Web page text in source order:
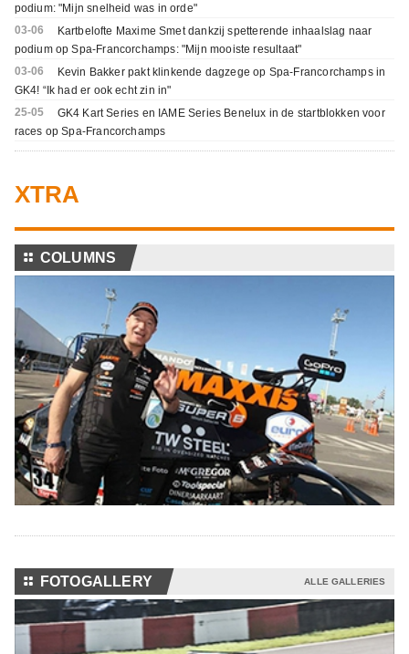
podium: "Mijn snelheid was in orde"
03-06
Kartbelofte Maxime Smet dankzij spetterende inhaalslag naar
podium op Spa-Francorchamps: "Mijn mooiste resultaat"
03-06
Kevin Bakker pakt klinkende dagzege op Spa-Francorchamps in
GK4! “Ik had er ook echt zin in"
25-05
GK4 Kart Series en IAME Series Benelux in de startblokken voor
races op Spa-Francorchamps
XTRA
⚏ COLUMNS
⚏ FOTOGALLERY ALLE GALLERIES